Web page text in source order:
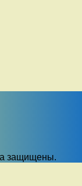
защищены.